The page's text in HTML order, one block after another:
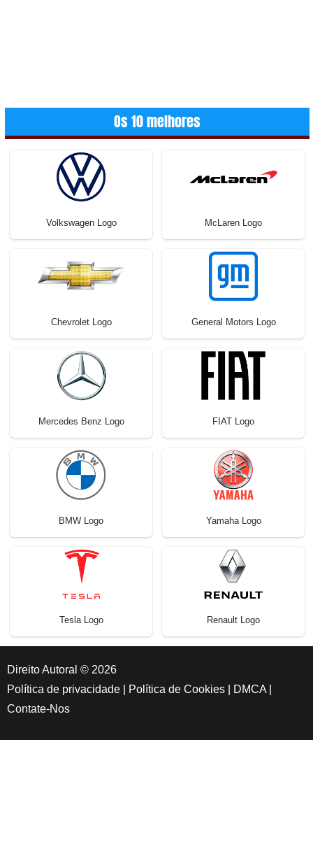
Os 10 melhores
Volkswagen Logo McLaren Logo
Chevrolet Logo General Motors Logo
Mercedes Benz Logo FIAT Logo
BMW Logo Yamaha Logo
Tesla Logo Renault Logo
Direito Autoral © 2026
Política de privacidade
Política de Cookies DMCA
Contate-Nos